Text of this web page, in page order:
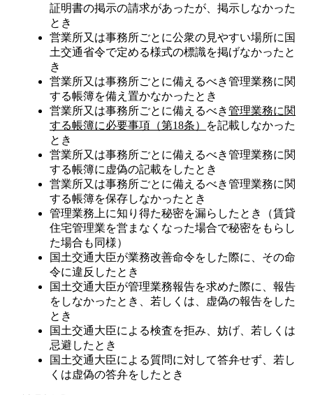
証明書の掲示の請求があったが、掲示しなかった
とき
営業所又は事務所ごとに公衆の見やすい場所に国
土交通省令で定める様式の標識を掲げなかったと
き
営業所又は事務所ごとに備えるべき管理業務に関
する帳簿を備え置かなかったとき
営業所又は事務所ごとに備えるべき管理業務に関
する帳簿に必要事項（第18条）
を記載しなかった
とき
営業所又は事務所ごとに備えるべき管理業務に関
する帳簿に虚偽の記載をしたとき
営業所又は事務所ごとに備えるべき管理業務に関
する帳簿を保存しなかったとき
管理業務上に知り得た秘密を漏らしたとき（賃貸
住宅管理業を営まなくなった場合で秘密をもらし
た場合も同様）
国土交通大臣が業務改善命令をした際に、その命
令に違反したとき
国土交通大臣が管理業務報告を求めた際に、報告
をしなかったとき、若しくは、虚偽の報告をした
とき
国土交通大臣による検査を拒み、妨げ、若しくは
忌避したとき
国土交通大臣による質問に対して答弁せず、若し
くは虚偽の答弁をしたとき